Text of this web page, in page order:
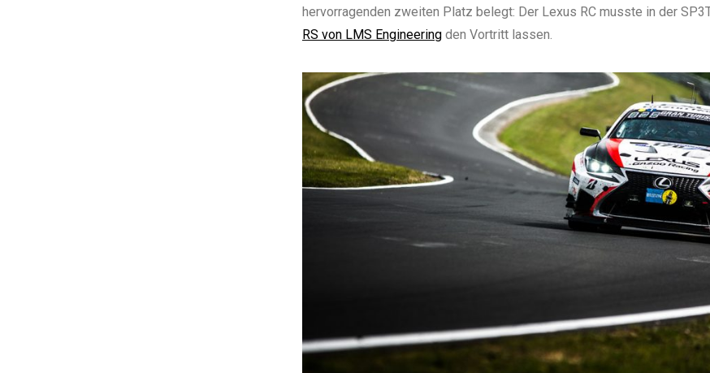
hervorragenden zweiten Platz belegt: Der Lexus RC musste in der
RS von LMS Engineering den Vortritt lassen.